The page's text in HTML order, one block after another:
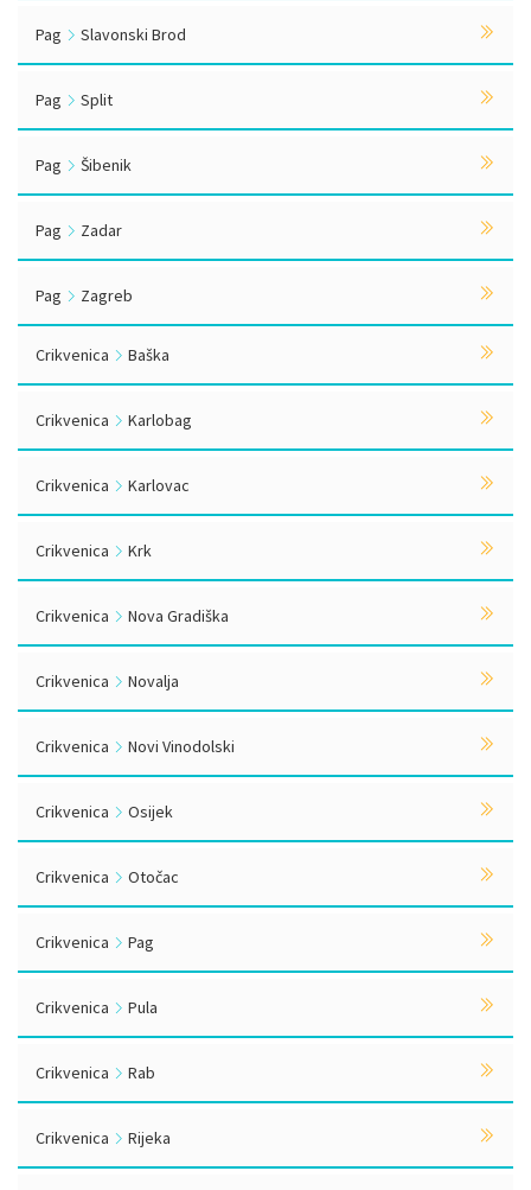
Pag Slavonski Brod
Pag Split
Pag Šibenik
Pag Zadar
Pag Zagreb
Crikvenica Baška
Crikvenica Karlobag
Crikvenica Karlovac
Crikvenica Krk
Crikvenica Nova Gradiška
Crikvenica Novalja
Crikvenica Novi Vinodolski
Crikvenica Osijek
Crikvenica Otočac
Crikvenica Pag
Crikvenica Pula
Crikvenica Rab
Crikvenica Rijeka